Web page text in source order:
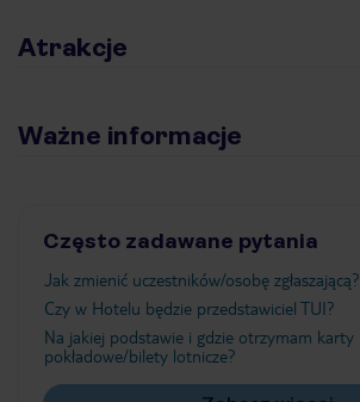
Atrakcje
Ważne informacje
Często zadawane pytania
Jak zmienić uczestników/osobę zgłaszającą?
Czy w Hotelu będzie przedstawiciel TUI?
Na jakiej podstawie i gdzie otrzymam karty
pokładowe/bilety lotnicze?